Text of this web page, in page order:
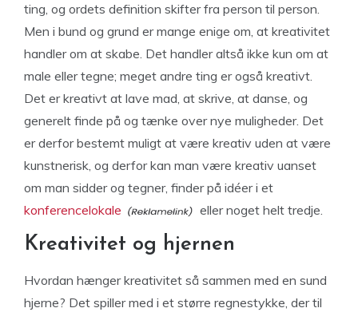
ting, og ordets definition skifter fra person til person.
Men i bund og grund er mange enige om, at kreativitet
handler om at skabe. Det handler altså ikke kun om at
male eller tegne; meget andre ting er også kreativt.
Det er kreativt at lave mad, at skrive, at danse, og
generelt finde på og tænke over nye muligheder. Det
er derfor bestemt muligt at være kreativ uden at være
kunstnerisk, og derfor kan man være kreativ uanset
om man sidder og tegner, finder på idéer i et
konferencelokale
eller noget helt tredje.
Kreativitet og hjernen
Hvordan hænger kreativitet så sammen med en sund
hjerne? Det spiller med i et større regnestykke, der til